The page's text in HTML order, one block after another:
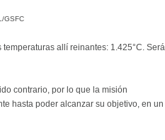
GSFC
allí reinantes: 1.425°C. Será
contrario, por lo que la misión
hasta poder alcanzar su objetivo, en un